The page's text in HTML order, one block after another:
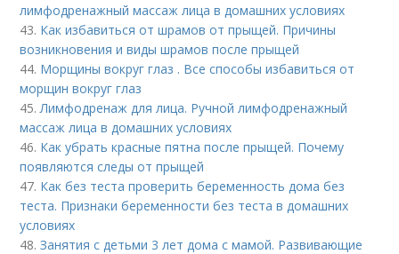
лимфодренажный массаж лица в домашних условиях
43. Как избавиться от шрамов от прыщей. Причины
возникновения и виды шрамов после прыщей
44. Морщины вокруг глаз . Все способы избавиться от
морщин вокруг глаз
45. Лимфодренаж для лица. Ручной лимфодренажный
массаж лица в домашних условиях
46. Как убрать красные пятна после прыщей. Почему
появляются следы от прыщей
47. Как без теста проверить беременность дома без
теста. Признаки беременности без теста в домашних
условиях
48.Занятия с детьми 3 лет дома с мамой. Развивающие